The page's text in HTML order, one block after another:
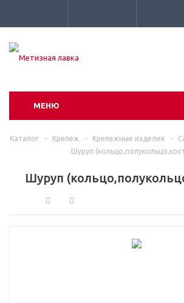
МЕНЮ
Каталог - Крепеж - Крепежные изделия -
Шуруп
Шуруп